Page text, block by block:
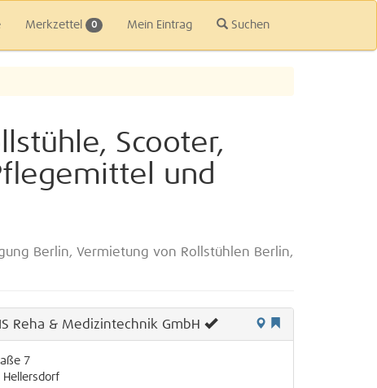
Merkzettel 0 Mein Eintrag Suchen
Scooter,
und
Berlin, Vermietung von Rollstühlen Berlin,
Reha & Medizintechnik GmbH
7
Hellersdorf